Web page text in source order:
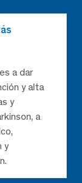
a dar
y alta
y
a
y